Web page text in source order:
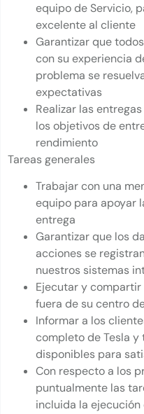
equipo de Servicio,
excelente al cliente
Garantizar que
con su experiencia
problema se
expectativas
Realizar las
los objetivos de
rendimiento
Tareas generales
Trabajar con una
equipo para apoyar
entrega
Garantizar que los
acciones se
nuestros sistemas
Ejecutar y
fuera de su centro
Informar a los
completo de Tesla y
disponibles para
Con respecto a los
puntualmente las
incluida la